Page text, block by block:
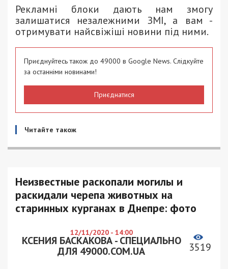
Рекламні блоки дають нам змогу
залишатися незалежними ЗМІ, а вам -
отримувати найсвіжіші новини під ними.
Приєднуйтесь також до 49000 в Google News. Слідкуйте
за останніми новинами!
Приєднатися
Читайте також
Неизвестные раскопали могилы и
раскидали черепа животных на
старинных курганах в Днепре: фото
12/11/2020 - 14:00
КСЕНИЯ БАСКАКОВА - СПЕЦИАЛЬНО
ДЛЯ 49000.COM.UA
3519